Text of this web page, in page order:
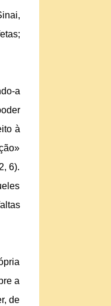
a
à
6).
a
de